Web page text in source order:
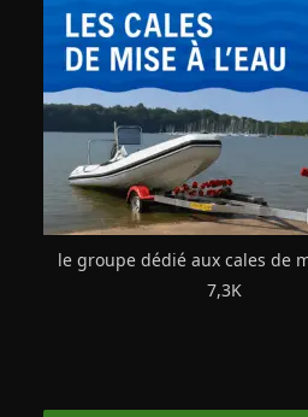
le groupe dédié aux cales de
7,3K